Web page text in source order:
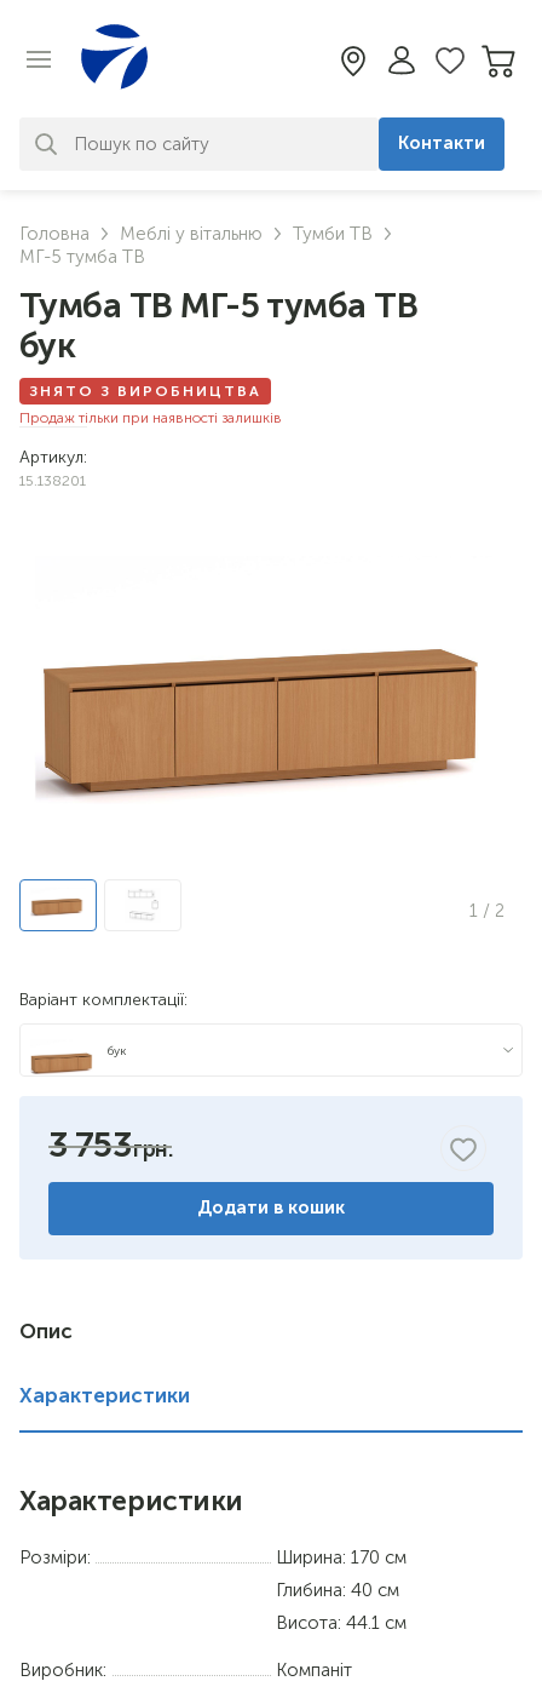
знайдено. Уточніть свій запит
Контакти
Головна Меблі у вітальню
Тумби ТВ
МГ-5 тумба ТВ
Тумба ТВ МГ-5 тумба ТВ
бук
ЗНЯТО З ВИРОБНИЦТВА
Продаж тільки при наявності залишків
Артикул:
15.138201
1 / 2
Варіант комплектації:
бук
горіх
3 753
Додати в кошик
Опис
Характеристики
Характеристики
Розміри:
Ширина: 170 см
Глибина: 40 см
Висота: 44.1 см
Виробник: Компаніт